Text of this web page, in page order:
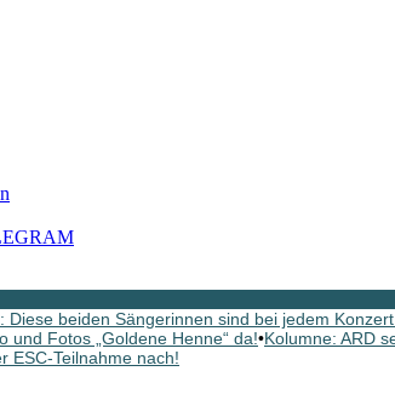
Diese beiden Sängerinnen sind bei jedem
und Fotos „Goldene Henne“ da!•Kolumne: ARD
ESC-Teilnahme nach!